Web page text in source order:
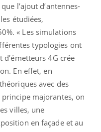
l’ajout d’antennes-
étudiées,
« Les simulations
typologies ont
4G crée
En effet, en
avec des
majorantes, on
villes, une
en façade et au